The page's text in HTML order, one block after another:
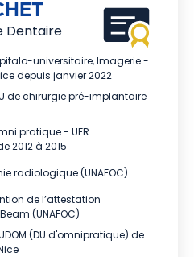
Dentaire
universitaire, Imagerie -
depuis janvier 2022
de chirurgie pré-implantaire
pratique - UFR
2012 à 2015
radiologique (UNAFOC)
de l’attestation
(UNAFOC)
(DU d'omnipratique) de